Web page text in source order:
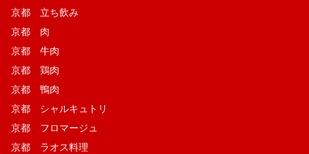
京都 立ち飲み
京都 肉
京都 牛肉
京都 鶏肉
京都 鴨肉
京都 シャルキュトリ
京都 フロマージュ
京都 ラオス料理